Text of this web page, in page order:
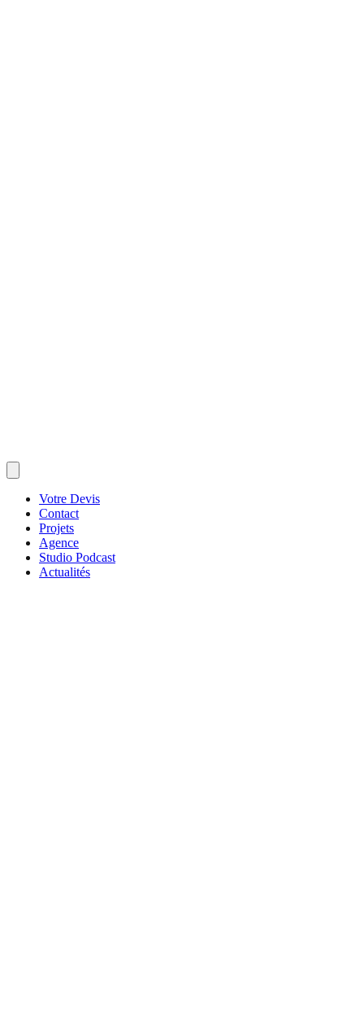
Votre Devis
Contact
Projets
Agence
Studio Podcast
Actualités